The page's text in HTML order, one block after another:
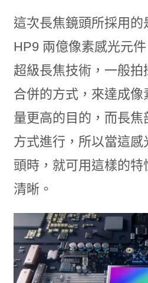
這次長焦鏡頭所採用的
HP9 兩億像素感光元
超級長焦技術，一般
合併的方式，來達成
量更高的目的，而長
方式進行，所以當這
頭時，就可用這樣的特
清晰。